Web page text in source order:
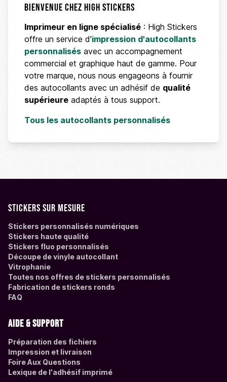
Bienvenue chez High Stickers
Imprimeur en ligne spécialisé : High Stickers
offre un service d'impression d'autocollants
personnalisés avec un accompagnement
commercial et graphique haut de gamme. Pour
votre marque, nous nous engageons à fournir
des autocollants avec un adhésif de qualité
supérieure adaptés à tous support.
Tous les autocollants personnalisés
Stickers sur mesure
Stickers personnalisés numériques
Stickers haute qualité
Stickers fluo personnalisés
Découpe de vinyle autocollant
Vitrophanie
Toutes nos offres de stickers personnalisés
Fabrication de stickers ronds
FAQ
Aide & support
Préparation des fichiers
Impression et livraison
Foire Aux Questions
Lexique de l'adhésif imprimé